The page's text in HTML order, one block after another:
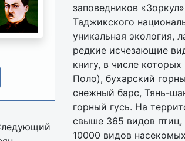
заповедников
Таджикского
уникальная экология,
редкие исчезающие
книгу, в числе
Поло), бухарский
снежный барс, Тянь-
горный гусь. На
свыше 365 видов
10000 видов